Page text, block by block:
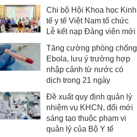
Chi bộ Hội Khoa học Kinh
tế y tế Việt Nam tổ chức
Lễ kết nạp Đảng viên mới
Tăng cường phòng chống
Ebola, lưu ý trường hợp
nhập cảnh từ nước có
dịch trong 21 ngày
Đề xuất quy định quản lý
nhiệm vụ KHCN, đổi mới
sáng tạo thuộc phạm vi
quản lý của Bộ Y tế